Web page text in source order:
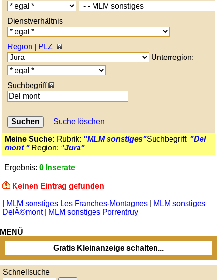
Dienstverhältnis
Region
PLZ
Unterregion:
Suchbegriff
Suche löschen
Meine Suche: Rubrik: "MLM sonstiges"Suchbegriff: "Del
mont " Region: "Jura"
Ergebnis: 0 Inserate
Keinen Eintrag gefunden
MLM sonstiges Les Franches-Montagnes
MLM sonstiges
DelÃ©mont| MLM sonstiges Porrentruy
MENÜ
Gratis Kleinanzeige schalten...
Schnellsuche